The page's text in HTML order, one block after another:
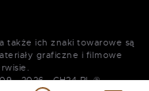
także ich znaki towarowe są
graficzne i filmowe
- 2026 - CH24.PL ®